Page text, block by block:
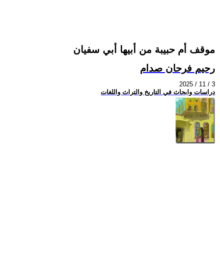
موقف أم حبيبة من أبيها أبي سفيان
رحيم فرحان صدام
2025 / 11 / 3
دراسات وابحاث في التاريخ والتراث واللغات